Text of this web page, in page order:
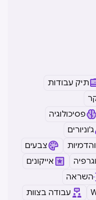
תיק עבודות
פסיכולוגיה
ג'וניורים
צבעים
אייקונים
השראה
עבודה בצוות